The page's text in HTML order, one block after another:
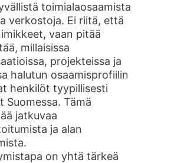
toimialaosaamista
verkostoja. Ei riitä, että
vaan pitää
millaisissa
projekteissa ja
halutun osaamisprofiilin
henkilöt tyypillisesti
Suomessa. Tämä
jatkuvaa
ja alan
on yhtä tärkeä